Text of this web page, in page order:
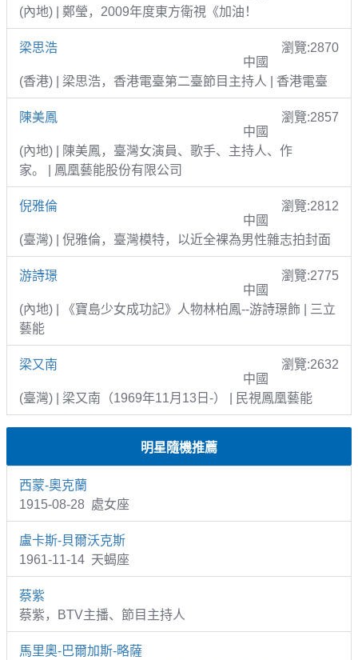
(內地) | 鄭瑩，2009年度東方衛視《加油！
梁思浩
瀏覽:2870
中國
(香港) | 梁思浩，香港電臺第二臺節目主持人 | 香港電臺
陳美鳳
瀏覽:2857
中國
(內地) | 陳美鳳，臺灣女演員、歌手、主持人、作
家。 | 鳳凰藝能股份有限公司
倪雅倫
瀏覽:2812
中國
(臺灣) | 倪雅倫，臺灣模特，以近全裸為男性雜志拍封面
游詩璟
瀏覽:2775
中國
(內地) | 《寶島少女成功記》人物林柏鳳--游詩璟飾 | 三立
藝能
梁又南
瀏覽:2632
中國
(臺灣) | 梁又南（1969年11月13日-） | 民視鳳凰藝能
明星隨機推薦
西蒙-奧克蘭
1915-08-28 處女座
盧卡斯-貝爾沃克斯
1961-11-14 天蝎座
蔡紫
蔡紫，BTV主播、節目主持人
馬里奧-巴爾加斯-略薩